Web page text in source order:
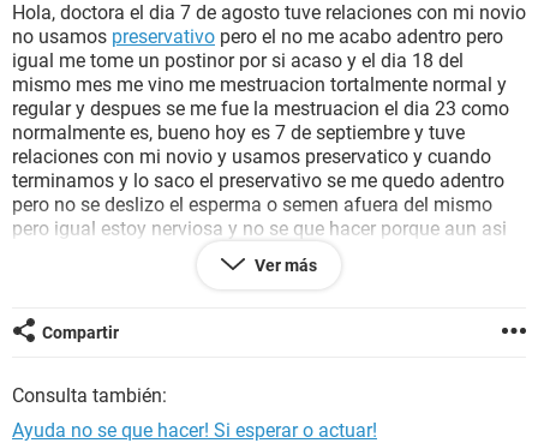
BIENESTAR
SEXUALIDAD
GLOSARIO
Hola, doctora el dia 7 de agosto tuve relaciones con mi novio
no usamos preservativo pero el no me acabo adentro pero
igual me tome un postinor por si acaso y el dia 18 del
mismo mes me vino me mestruacion tortalmente normal y
regular y despues se me fue la mestruacion el dia 23 como
normalmente es, bueno hoy es 7 de septiembre y tuve
relaciones con mi novio y usamos preservatico y cuando
terminamos y lo saco el preservativo se me quedo adentro
pero no se deslizo el esperma o semen afuera del mismo
pero igual estoy nerviosa y no se que hacer porque aun asi
tengo miedo de que algo alla pasado andentro de mi asi que
tengo postinor uno y quiero saber si me recomienda tomarlo
haya pasado nada pero igual es mejor prevenir que lamentar
asi que no se si tomarme otro postinor ya que no es
las dudad, por favor ayuda no se si tomarla o no. Gracias
Ver más
Compartir
Consulta también:
Ayuda no se que hacer! Si esperar o actuar!